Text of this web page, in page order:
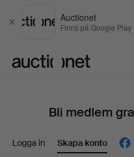
Stäng
Auctionet
Finns på Google Play
Bli medlem
Logga in Skapa konto